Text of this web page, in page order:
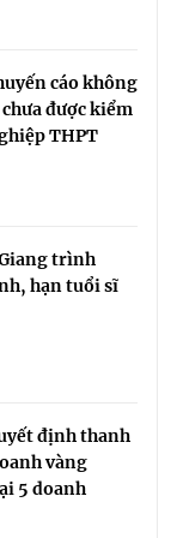
cáo không
được kiểm
THPT
trình
hạn tuổi sĩ
định thanh
vàng
5 doanh